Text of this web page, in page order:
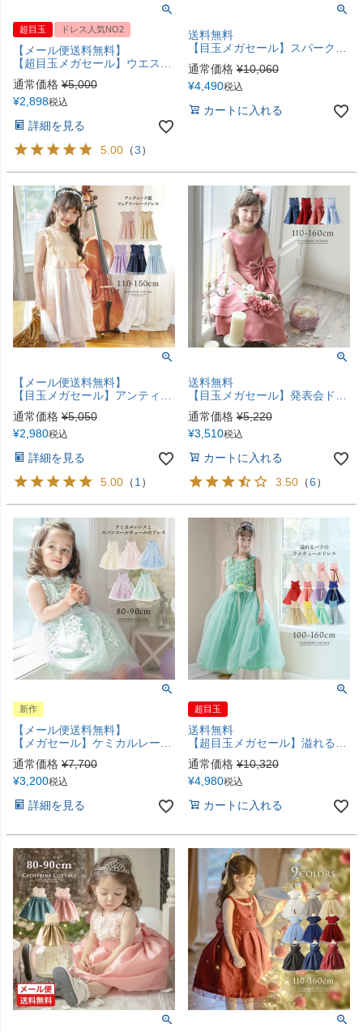
超目玉 ドレス人気NO2
【メール便送料無料】
【超目玉メガセール】ウエストビジューのデコルテ透かしレースドレス YUP12 《メール便優先商品》
通常価格 ¥5,000
¥2,898税込
詳細を見る
5.00 （3）
送料無料
【目玉メガセール】スパークリングサテンキッズドレス リボンブローチ付きTAK
通常価格 ¥10,060
¥4,490税込
カートに入れる
【メール便送料無料】
【目玉メガセール】アンティークカラーレース＆チュールドレスYUP12 《メール便優先商品》
通常価格 ¥5,050
¥2,980税込
詳細を見る
5.00 （1 ）
送料無料
【目玉メガセール】発表会ドレス ビッグリボンサテンドレス[110 120 130 140 150 160 cm ネイビー 紺 ローズ 水色 サックス]女の子 結婚式 七五三 コンクール衣装 フォーマル ドレス TAK
通常価格 ¥5,220
¥3,510税込
カートに入れる
3.50 （6）
新作
【メール便送料無料】
【メガセール】ケミカルレースベビードレス ベビードレス 女の子 ギフト お誕生日 女の子フォーマル チュール 結婚式 YUP12《メール便優先商品》キャサリンコテージ
通常価格 ¥7,700
¥3,200税込
詳細を見る
超目玉
送料無料
【超目玉メガセール】溢れる薔薇のラメチュールドレス 子供ドレスTAK
通常価格 ¥10,320
¥4,980税込
カートに入れる